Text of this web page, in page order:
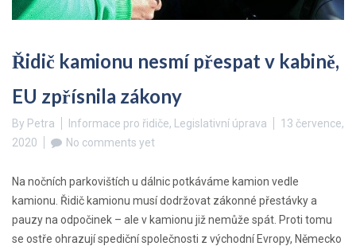
Řidič kamionu nesmí přespat v kabině,
EU zpřísnila zákony
By Petra Informace pro řidiče, Legislativní úprava
13 července,
2020
No comments yet
Na nočních parkovištích u dálnic potkáváme kamion vedle
kamionu. Řidič kamionu musí dodržovat zákonné přestávky a
pauzy na odpočinek – ale v kamionu již nemůže spát. Proti tomu
se ostře ohrazují spediční společnosti z východní Evropy, Německo